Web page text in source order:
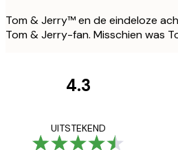
Tom & Jerry™ en de eindeloze
Tom & Jerry-fan. Misschien was
4.3
UITSTEKEND